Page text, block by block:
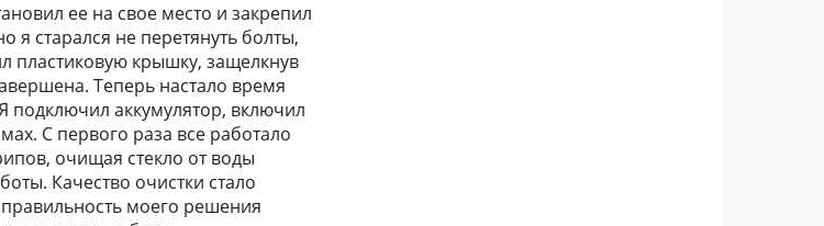
ее на свое место и закрепил
я старался не перетянуть болты,
пластиковую крышку, защелкнув
Теперь настало время
подключил аккумулятор, включил
С первого раза все работало
очищая стекло от воды
Качество очистки стало
моего решения